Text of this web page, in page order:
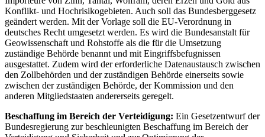
Konflikt- und Hochrisikogebieten. Auch soll das Bundesberggesetz
geändert werden. Mit der Vorlage soll die EU-Verordnung in
deutsches Recht umgesetzt werden. Es wird die Bundesanstalt für
Geowissenschaft und Rohstoffe als die für die Umsetzung
zuständige Behörde benannt und mit Eingriffsbefugnissen
ausgestattet. Zudem wird der erforderliche Datenaustausch zwischen
den Zollbehörden und der zuständigen Behörde einerseits sowie
zwischen der zuständigen Behörde, der Kommission und den
anderen Mitgliedstaaten andererseits geregelt.
Beschaffung im Bereich der Verteidigung: Ein Gesetzentwurf der
Bundesregierung zur beschleunigten Beschaffung im Bereich der